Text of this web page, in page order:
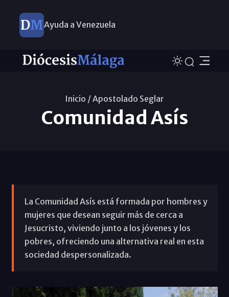
Ayuda a Venezuela
Inicio /Apostolado Seglar
Comunidad Asís
La Comunidad Asís está formada por hombres y
mujeres que desean seguir más de cerca a
Jesucristo, viviendo junto a los jóvenes y los
pobres, ofreciendo una alternativa real en esta
sociedad despersonalizada.